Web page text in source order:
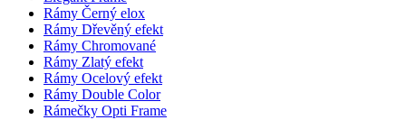
Rámy Černý elox
Rámy Dřevěný efekt
Rámy Chromované
Rámy Zlatý efekt
Rámy Ocelový efekt
Rámy Double Color
Rámečky Opti Frame